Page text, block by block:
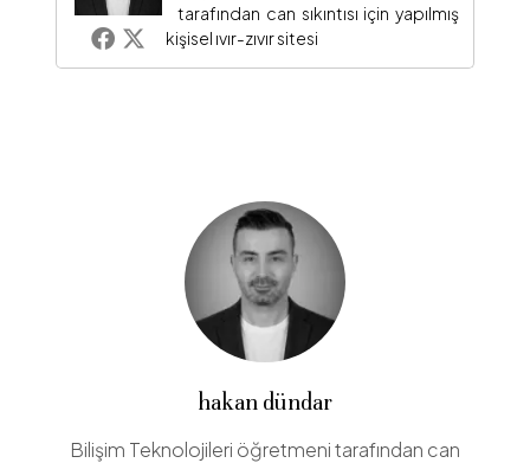
tarafından can sıkıntısı için yapılmış
kişisel ıvır-zıvır sitesi
hakan dündar
Bilişim Teknolojileri öğretmeni tarafından can